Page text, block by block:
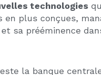
respect de la
en priorité. Cette
de nombreux